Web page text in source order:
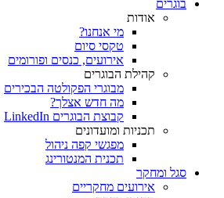
בוגרים
אודות
מי אנחנו?
טקסי סיום
אירועים, כנסים ופורומים
קהילת הבוגרים
מבוגרי הפקולטה הבכירים
מה חדש אצלך?
קבוצת הבוגרים LinkedIn
תכניות ומועדונים
מפגשי קפה ניהול
תכנית המנטורינג
סגל ומחקר
אירועים מחקריים